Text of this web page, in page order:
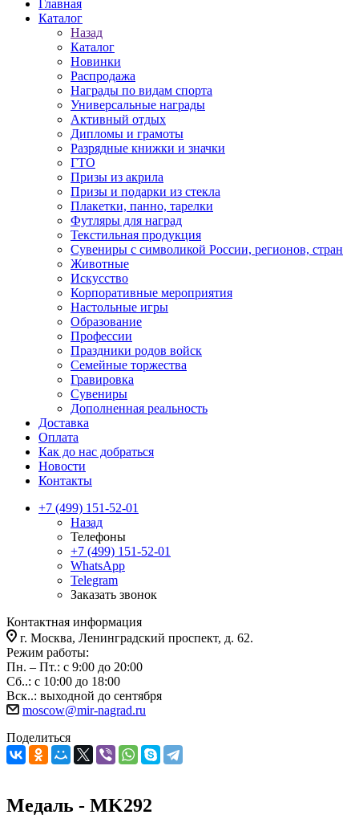
Главная
Каталог
Назад
Каталог
Новинки
Распродажа
Награды по видам спорта
Универсальные награды
Активный отдых
Дипломы и грамоты
Разрядные книжки и значки
ГТО
Призы из акрила
Призы и подарки из стекла
Плакетки, панно, тарелки
Футляры для наград
Текстильная продукция
Сувениры с символикой России, регионов, стран
Животные
Искусство
Корпоративные мероприятия
Настольные игры
Образование
Профессии
Праздники родов войск
Семейные торжества
Гравировка
Сувениры
Дополненная реальность
Доставка
Оплата
Как до нас добраться
Новости
Контакты
+7 (499) 151-52-01
Назад
Телефоны
+7 (499) 151-52-01
WhatsApp
Telegram
Заказать звонок
Контактная информация
г. Москва, Ленинградский проспект, д. 62.
Режим работы:
Пн. – Пт.: с 9:00 до 20:00
Сб..: с 10:00 до 18:00
Вск..: выходной до сентября
moscow@mir-nagrad.ru
Поделиться
Медаль - MK292